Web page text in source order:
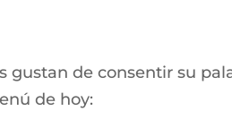
gustan de consentir su
de hoy: